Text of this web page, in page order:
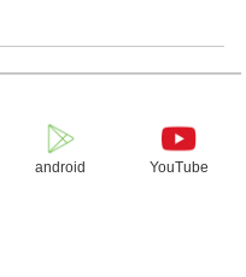
android YouTube